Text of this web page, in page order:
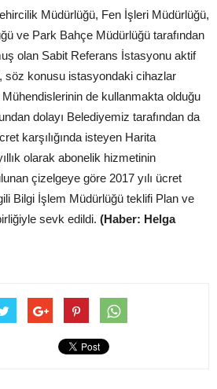
Müdürlüğü, Fen İşleri Müdürlüğü,
ve Park Bahçe Müdürlüğü tarafından
olan Sabit Referans İstasyonu aktif
söz konusu istasyondaki cihazlar
de kullanmakta olduğu
dolayı Belediyemiz tarafından da
karşılığında isteyen Harita
olarak abonelik hizmetinin
çizelgeye göre 2017 yılı ücret
Bilgi İşlem Müdürlüğü teklifi Plan ve
sevk edildi. (Haber: Helga